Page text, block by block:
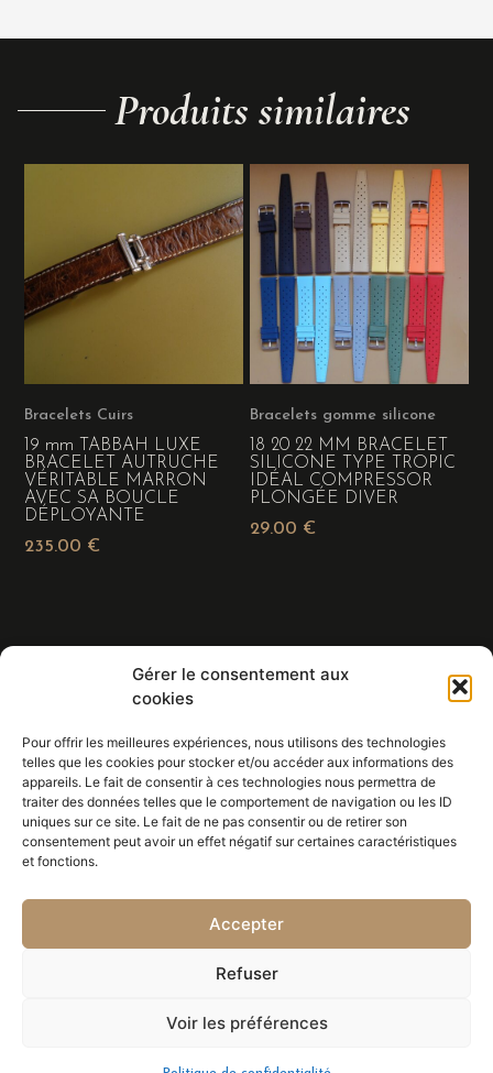
Gérer le consentement aux
cookies
Pour offrir les meilleures expériences, nous utilisons des technologies
telles que les cookies pour stocker et/ou accéder aux informations des
appareils. Le fait de consentir à ces technologies nous permettra de
traiter des données telles que le comportement de navigation ou les ID
uniques sur ce site. Le fait de ne pas consentir ou de retirer son
consentement peut avoir un effet négatif sur certaines caractéristiques
et fonctions.
Accepter
Refuser
Voir les préférences
Produits similaires
Bracelets Cuirs
19 mm TABBAH LUXE
BRACELET AUTRUCHE
VÉRITABLE MARRON
AVEC SA BOUCLE
DÉPLOYANTE
235.00 €
Bracelets gomme silicone
18 20 22 MM BRACELET
SILICONE TYPE TROPIC
IDÉAL COMPRESSOR
PLONGÉE DIVER
29.00 €
Eric BALDIN
HORLOGER - PENDULIER
Réparations - Restaurations -
Achat/vente de toute l'horlogerie
CONTACT
380/450, avenue A. Fabre
06270 VILLENEUVE LOUBET
Tél. 06 75 86 37 50